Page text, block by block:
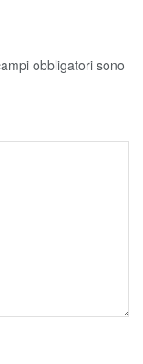
obbligatori sono